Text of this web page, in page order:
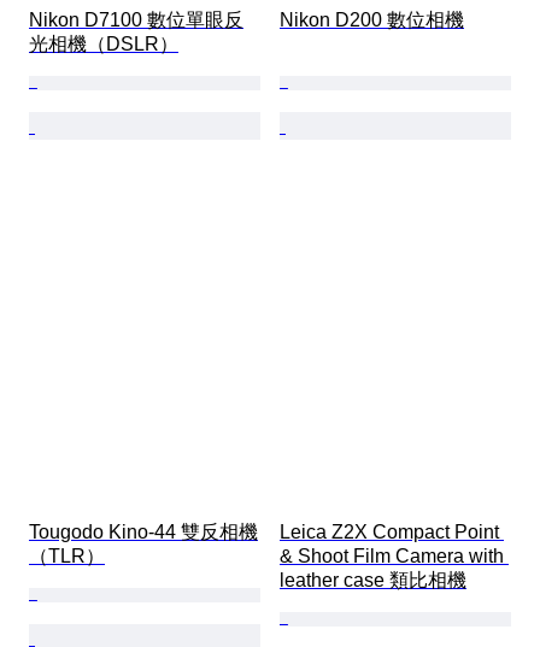
Nikon D7100 數位單眼反
光相機（DSLR）
Nikon D200 數位相機
Tougodo Kino-44 雙反相機
（TLR）
Leica Z2X Compact Point
& Shoot Film Camera with
leather case 類比相機